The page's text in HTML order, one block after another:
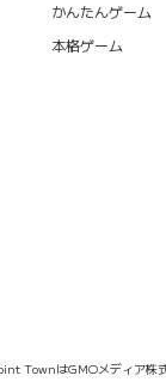
かんたんゲーム
本格ゲーム
TownはGMOメディア株